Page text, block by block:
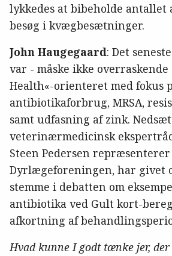
lykkedes at bibeholde antallet
besøg i kvægbesætninger.
John Haugegaard: Det
var - måske ikke overraskende
Health«-orienteret med fokus
antibiotikaforbrug, MRSA,
samt udfasning af zink.
veterinærmedicinsk
Steen Pedersen repræsenterer
Dyrlægeforeningen, har givet
stemme i debatten om
antibiotika ved Gult kort-
afkortning af
Hvad kunne I godt tænke jer,